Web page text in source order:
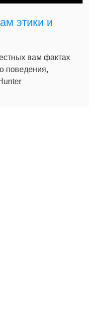
этики и
вам фактах
поведения,